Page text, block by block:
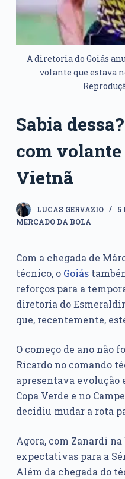
A diretoria do Goiás
volante que estava
Sabia
com volante
Vietnã
LUCAS GERVAZIO
5
MERCADO DA BOLA
Com a chegada de
técnico, o Goiás
reforços para a
diretoria do
que, recentemente,
O começo de ano não
Ricardo no comando
apresentava evolução
Copa Verde e no
decidiu mudar a rota
Agora, com Zanardi na
expectativas para a
Além da chegada do